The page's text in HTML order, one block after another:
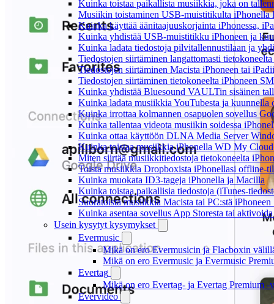
Kuinka toistaa paikallista musiikkia, joka on
Musiikin toistaminen USB-muistitikulta
Kuinka käyttää äänitaajuuskorjainta iPhonessa,
Kuinka yhdistää USB-muistitikku iPhoneen ja
Kuinka ladata tiedostoja pilvitallennustilaan ja
Tiedostojen siirtäminen langattomasti
Tiedostojen siirtäminen Macista iPhoneen tai
Tiedostojen siirtäminen tietokoneelta iPhoneen
Kuinka yhdistää Bluesound VAULTin sisäinen
Kuinka ladata musiikkia YouTubesta ja
Kuinka irrottaa kolmannen osapuolen sovellus
Kuinka tallentaa videota musiikin soidessa
Kuinka ottaa käyttöön DLNA Media Server
Kuinka toistaa musiikkia iPhonella WD My
Miten siirtää musiikkitiedostoja tietokoneelta
Toista musiikkia Dropboxista iPhonellasi offline-
Kuinka muokata ID3-tageja iPhonella ja Macilla
Kuinka toistaa paikallisia tiedostoja (iTunes-
Suoratoista musiikkia Macista tai PC:stä
Kuinka asentaa sovellus App Storesta tai
Usein kysytyt kysymykset
Evermusic
Mikä on ero Evermusicin ja Flacboxin
Mikä on ero Evermusic ja Evermusic
Evertag
Mikä on ero Evertag- ja Evertag Premium -
Evervideo